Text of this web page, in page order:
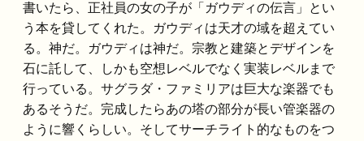
書いたら、正社員の女の子が「ガウディの伝言」とい
う本を貸してくれた。ガウディは天才の域を超えてい
る。神だ。ガウディは神だ。宗教と建築とデザインを
石に託して、しかも空想レベルでなく実装レベルまで
行っている。サグラダ・ファミリアは巨大な楽器でも
あるそうだ。完成したらあの塔の部分が長い管楽器の
ように響くらしい。そしてサーチライト的なものをつ